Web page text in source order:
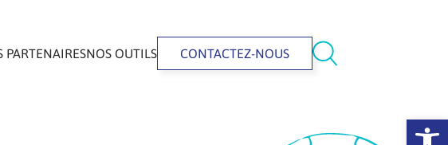
Ouvrir
PARTENAIRESNOS OUTILS CONTACTEZ-NOUS